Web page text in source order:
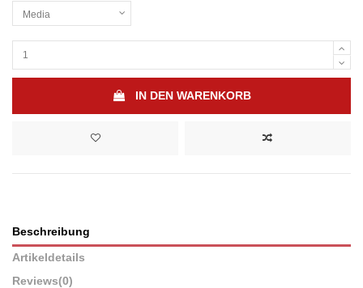
IN DEN WARENKORB
Beschreibung
Artikeldetails
Reviews(0)